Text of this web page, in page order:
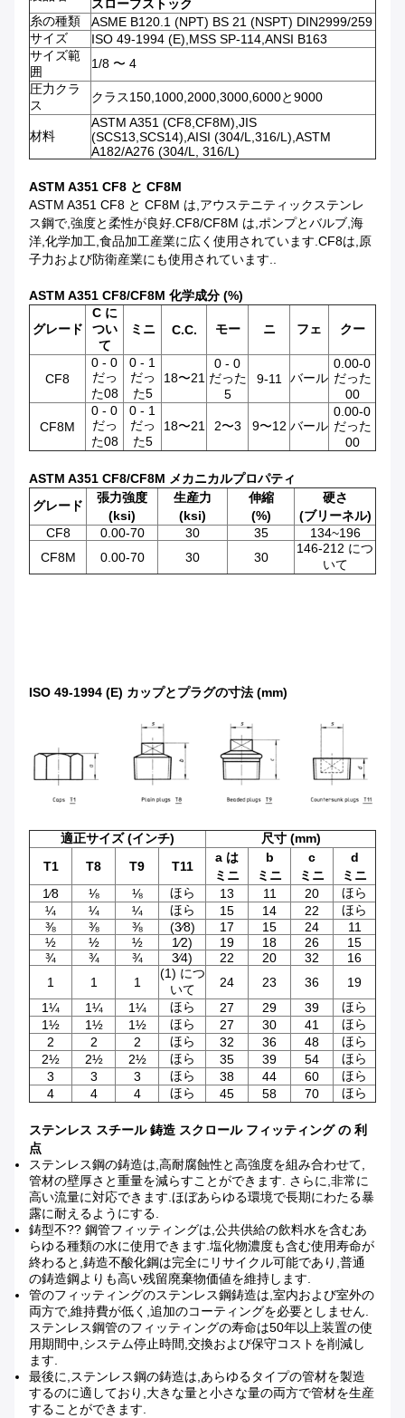
スロープストック
糸の種類
ASME B120.1 (NPT) BS 21 (NSPT) DIN2999/259
サイズ
ISO 49-1994 (E),MSS SP-114,ANSI B163
サイズ範
囲
1/8 〜 4
圧力クラ
ス
クラス150,1000,2000,3000,6000と9000
材料
ASTM A351 (CF8,CF8M),JIS
(SCS13,SCS14),AISI (304/L,316/L),ASTM
A182/A276 (304/L, 316/L)
ASTM A351 CF8 と CF8M
ASTM A351 CF8 と CF8M は,アウステニティックステンレ
ス鋼で,強度と柔性が良好.CF8/CF8M は,ポンプとバルブ,海
洋,化学加工,食品加工産業に広く使用されています.CF8は,原
子力および防衛産業にも使用されています..
ASTM A351 CF8/CF8M 化学成分 (%)
グレード
C に
つい
て
ミニ C.C. モー ニ フェ クー
CF8
0 - 0
だっ
た08
0 - 1
だっ
た5
18〜21
0 - 0
だった
5
9-11 バール
0.00-0
だった
00
CF8M
0 - 0
だっ
た08
0 - 1
だっ
た5
18〜21 2〜3 9〜12 バール
0.00-0
だった
00
ASTM A351 CF8/CF8M メカニカルプロパティ
グレード
張力強度
(ksi)
生産力
(ksi)
伸縮
(%)
硬さ
(ブリーネル)
CF8
0.00-70 30 35
134~196
CF8M
0.00-70 30 30
146-212 につ
いて
ISO 49-1994 (E) カップとプラグの寸法 (mm)
適正サイズ (インチ)
尺寸 (mm)
T1
T8 T9 T11
a は
ミニ
b
ミニ
c
ミニ
d
ミニ
1⁄8
⅛ ⅛ ほら 13 11 20
ほら
¼
¼ ¼ ほら 15 14 22
ほら
⅜
⅜ ⅜ (3⁄8) 17 15 24
11
½
½ ½ 1⁄2) 19 18 26
15
¾
¾ ¾ 3⁄4) 22 20 32
16
1
1 1
(1) につ
いて
24 23 36
19
1¼
1¼ 1¼ ほら 27 29 39
ほら
1½
1½ 1½ ほら 27 30 41
ほら
2
2 2 ほら 32 36 48
ほら
2½
2½ 2½ ほら 35 39 54
ほら
3
3 3 ほら 38 44 60
ほら
4
4 4 ほら 45 58 70 ほら
ステンレス スチール 鋳造 スクロール フィッティング の 利
点
ステンレス鋼の鋳造は,高耐腐蝕性と高強度を組み合わせて,
管材の壁厚さと重量を減らすことができます. さらに,非常に
高い流量に対応できます.ほぼあらゆる環境で長期にわたる暴
露に耐えるようにする.
鋳型不?? 鋼管フィッティングは,公共供給の飲料水を含むあ
らゆる種類の水に使用できます.塩化物濃度も含む使用寿命が
終わると,鋳造不酸化鋼は完全にリサイクル可能であり,普通
の鋳造鋼よりも高い残留廃棄物価値を維持します.
管のフィッティングのステンレス鋼鋳造は,室内および室外の
両方で,維持費が低く,追加のコーティングを必要としません.
ステンレス鋼管のフィッティングの寿命は50年以上装置の使
用期間中,システム停止時間,交換および保守コストを削減し
ます.
最後に,ステンレス鋼の鋳造は,あらゆるタイプの管材を製造
するのに適しており,大きな量と小さな量の両方で管材を生産
することができます.